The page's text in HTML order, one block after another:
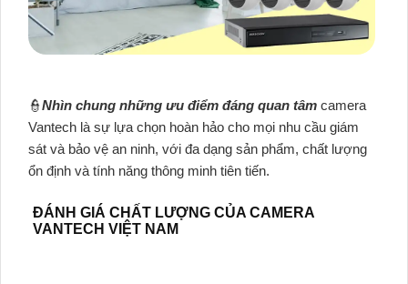
👮Nhìn chung những ưu điểm đáng quan tâm camera
Vantech là sự lựa chọn hoàn hảo cho mọi nhu cầu giám
sát và bảo vệ an ninh, với đa dạng sản phẩm, chất lượng
ổn định và tính năng thông minh tiên tiến.
ĐÁNH GIÁ CHẤT LƯỢNG CỦA CAMERA
VANTECH VIỆT NAM